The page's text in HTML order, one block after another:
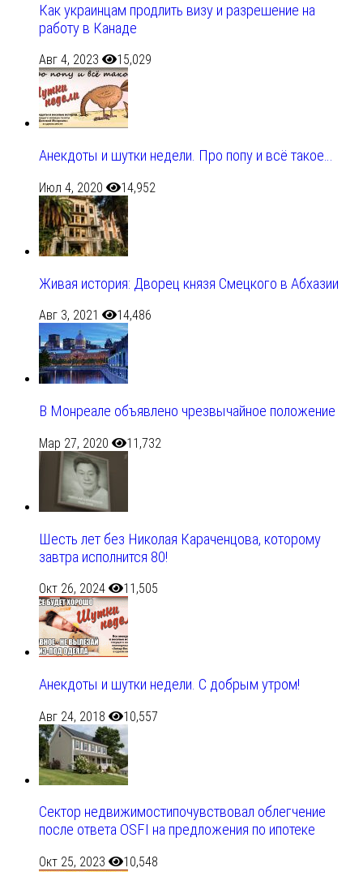
Как украинцам продлить визу и разрешение на
работу в Канаде
Авг 4, 2023 15,029
Анекдоты и шутки недели. Про попу и всё такое…
Июл 4, 2020 14,952
Живая история: Дворец князя Смецкого в Абхазии
Авг 3, 2021 14,486
В Монреале объявлено чрезвычайное положение
Мар 27, 2020 11,732
Шесть лет без Николая Караченцова, которому
завтра исполнится 80!
Окт 26, 2024 11,505
Анекдоты и шутки недели. С добрым утром!
Авг 24, 2018 10,557
Сектор недвижимостипочувствовал облегчение
после ответа OSFI на предложения по ипотеке
Окт 25, 2023 10,548